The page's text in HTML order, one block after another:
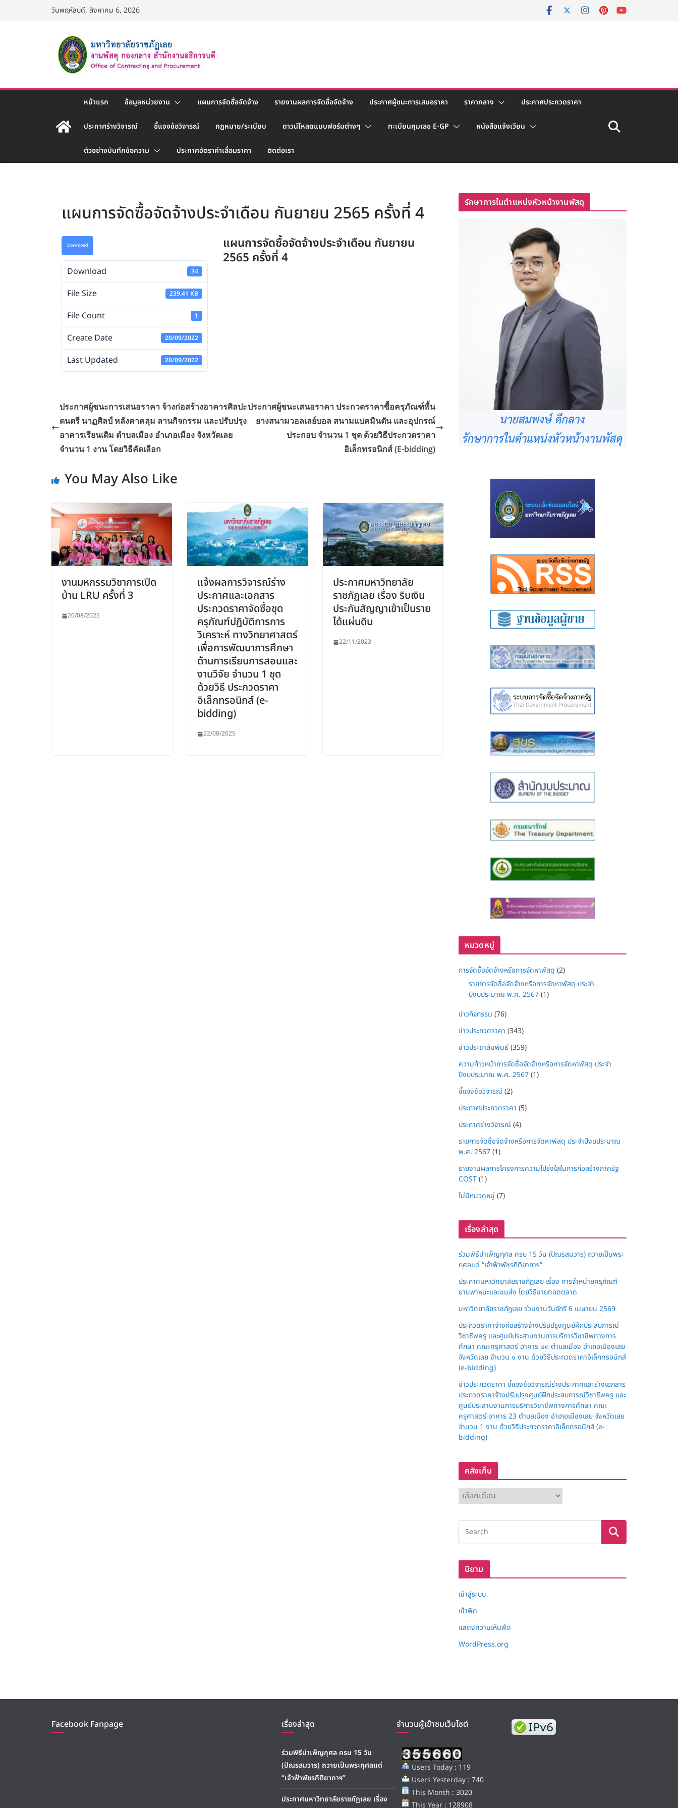
วันพฤหัสบดี, สิงหาคม 6, 2026
หน้าแรก ข้อมูลหน่วยงาน แผนการจัดซื้อจัดจ้าง รายงานผลการจัดซื้อจัดจ้าง ประกาศผู้ชนะการเสนอราคา ราคากลาง ประกาศประกวดราคา
ประกาศร่างวิจารณ์ ชี้แจงข้อวิจารณ์ กฎหมาย/ระเบียบ ดาวน์โหลดแบบฟอร์มต่างๆ ทะเบียนคุมเลข E-GP หนังสือแจ้งเวียน
ตัวอย่างบันทึกข้อความ ประกาศอัตราค่าเสื่อมราคา ติดต่อเรา
แผนการจัดซื้อจัดจ้างประจำเดือน กันยายน 2565 ครั้งที่ 4
Download
Download 34
File Size 239.41 KB
File Count 1
Create Date 20/09/2022
Last Updated 20/09/2022
แผนการจัดซื้อจัดจ้างประจำเดือน กันยายน
2565 ครั้งที่ 4
ประกาศผู้ชนะการเสนอราคา จ้างก่อสร้างอาคารศิลปะ
ดนตรี นาฏศิลป์ หลังคาคลุม ลานกิจกรรม และปรับปรุง
อาคารเรียนเดิม ตำบลเมือง อำเภอเมือง จังหวัดเลย
จำนวน 1 งาน โดยวิธีคัดเลือก
ประกาศผู้ชนะเสนอราคา ประกวดราคาซื้อครุภัณฑ์พื้น
ยางสนามวอลเลย์บอล สนามแบคมินตัน และอุปกรณ์
ประกอบ จำนวน 1 ชุด ด้วยวิธีประกวดราคา
อิเล็กทรอนิกส์ (E-bidding)
You May Also Like
งานมหกรรมวิชาการเปิด
บ้าน LRU ครั้งที่ 3
20/08/2025
แจ้งผลการวิจารณ์ร่าง
ประกาศและเอกสาร
ประกวดราคาจัดซื้อชุด
ครุภัณฑ์ปฏิบัติการการ
วิเคราะห์ ทางวิทยาศาสตร์
เพื่อการพัฒนาการศึกษา
ด้านการเรียนการสอนและ
งานวิจัย จำนวน 1 ชุด
ด้วยวิธี ประกวดราคา
อิเล็กทรอนิกส์ (e-
bidding)
22/08/2025
ประกาศมหาวิทยาลัย
ราชภัฏเลย เรื่อง ริบเงิน
ประกันสัญญาเข้าเป็นราย
ได้แผ่นดิน
22/11/2023
รักษาการในตำแหน่งหัวหน้างานพัสดุ
หมวดหมู่
การจัดซื้อจัดจ้างหรือการจัดหาพัสดุ (2)
รายการจัดซื้อจัดจ้างหรือการจัดหาพัสดุ ประจำ
ปีงบประมาณ พ.ศ. 2567(1)
ข่าวกิจกรรม (76)
ข่าวประกวดราคา (343)
ข่าวประชาสัมพันธ์(359)
ความก้าวหน้าการจัดซื้อจัดจ้างหรือการจัดหาพัสดุ ประจำ
ปีงบประมาณ พ.ศ. 2567(1)
ชี้แจงข้อวิจารณ์(2)
ประกาศประกวดราคา (5)
ประกาศร่างวิจารณ์(4)
รายการจัดซื้อจัดจ้างหรือการจัดหาพัสดุ ประจำปีงบประมาณ
พ.ศ. 2567(1)
รายงานผลการโครงการความโปร่งใสในการก่อสร้างภาครัฐ
COST(1)
ไม่มีหมวดหมู่ (7)
เรื่องล่าสุด
ร่วมพิธีบำเพ็ญกุศล ครบ 15 วัน (ปัณรสมวาร) ถวายเป็นพระ
กุศลแด่ “เจ้าฟ้าพัชรกิติยาภาฯ”
ประกาศมหาวิทยาลัยราชภัฏเลย เรื่อง การจำหน่ายครุภัณฑ์
ยานพาหนะและขนส่ง โดยวิธีขายทอดตลาด
มหาวิทยาลัยราชภัฏเลย ร่วมงานวันจักรี 6 เมษายน 2569
ประกวดราคาจ้างก่อสร้างจ้างปรับปรุงศูนย์ฝึกประสบการณ์
วิชาชีพครู และศูนย์ประสานงานการบริการวิชาชีพทางการ
ศึกษา คณะครุศาสตร์ อาคาร ๒๓ ตำบลเมือง อำเภอเมืองเลย
จังหวัดเลย จำนวน ๑ งาน ด้วยวิธีประกวดราคาอิเล็กทรอนิกส์
(e-bidding)
ข่าวประกวดราคา ชี้แจงข้อวิจารณ์ร่างประกาศและร่างเอกสาร
ประกวดราคาจ้างปรับปรุงศูนย์ฝึกประสบการณ์วิชาชีพครู และ
ศูนย์ประสานงานการบริการวิชาชีพทางการศึกษา คณะ
ครุศาสตร์ อาคาร 23 ตำบลเมือง อำเภอเมืองเลย จังหวัดเลย
จำนวน 1 งาน ด้วยวิธีประกวดราคาอิเล็กทรอนิกส์ (e-
bidding)
คลังเก็บ
ลั
ง
ก็
นิยาม
เข้าสู่ระบบ
เข้าฟีด
แสดงความเห็นฟีด
WordPress.org
Facebook Fanpage เรื่องล่าสุด
ร่วมพิธีบำเพ็ญกุศล ครบ 15 วัน
(ปัณรสมวาร) ถวายเป็นพระกุศลแด่
“เจ้าฟ้าพัชรกิติยาภาฯ”
ประกาศมหาวิทยาลัยราชภัฏเลย เรื่อง
จำนวนผู้เข้าชมเว็บไซต์
Users Today : 119
Users Yesterday : 740
This Month : 3020
This Year : 128908